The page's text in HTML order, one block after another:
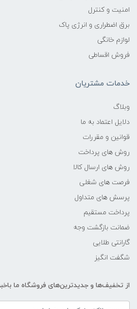
امنیت و کنترل
برق اضطراری و انرژی پاک
لوازم خانگی
فروش اقساطی
خدمات مشتریان
وبلاگ
دلایل اعتماد به ما
قوانین و مقررات
روش های پرداخت
روش های ارسال کالا
فرصت های شغلی
پرسش های متداول
پرداخت مستقیم
ضمانت بازگشت وجه
گارانتی طلایی
شگفت انگیز
از تخفیف‌ها و جدیدترین‌های فروشگاه ما